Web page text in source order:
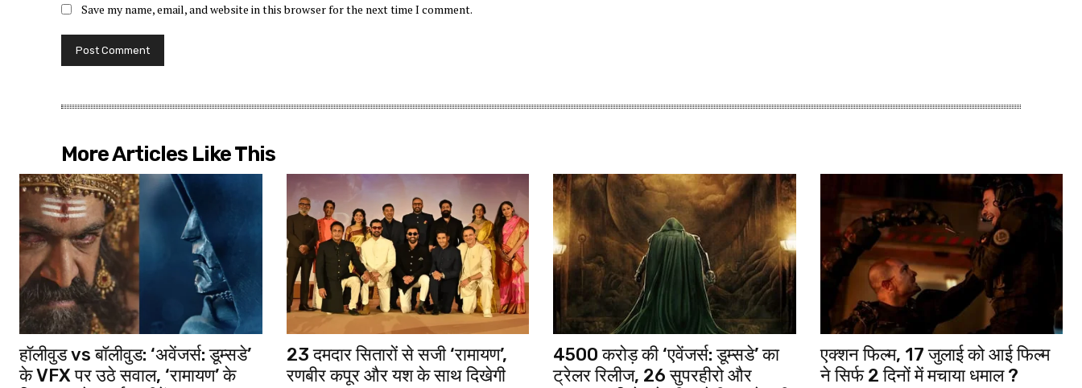
Save my name, email, and website in this browser for the next time I comment.
More Articles Like This
हॉलीवुड vs बॉलीवुड: ‘अवेंजर्स: डूम्सडे’
के VFX पर उठे सवाल, ‘रामायण’ के
23 दमदार सितारों से सजी ‘रामायण’,
रणबीर कपूर और यश के साथ दिखेगी
4500 करोड़ की ‘एवेंजर्स: डूम्सडे’ का
ट्रेलर रिलीज, 26 सुपरहीरो और
एक्शन फिल्म, 17 जुलाई को आई फिल्म
ने सिर्फ 2 दिनों में मचाया धमाल ?